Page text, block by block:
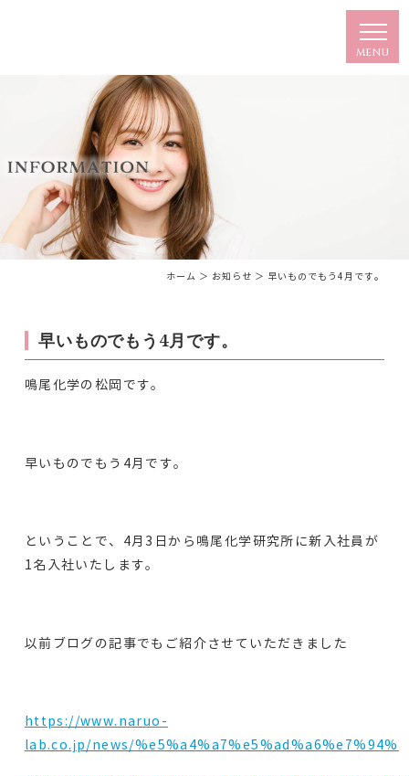
ホーム ＞ お知らせ ＞ 早いものでもう4月です。
早いものでもう4月です。
鳴尾化学の松岡です。
早いものでもう4月です。
ということで、4月3日から鳴尾化学研究所に新入社員が
1名入社いたします。
以前ブログの記事でもご紹介させていただきました
https://www.naruo-
lab.co.jp/news/%e5%a4%a7%e5%ad%a6%e7%94%